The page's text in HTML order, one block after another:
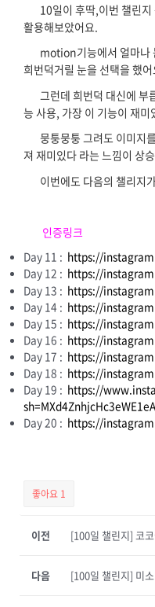
10일이 후딱,이번 챌린
활용해보았어요.
motion기능에서 얼마나
희번덕거릴 눈을 선택을 했
그런데 희번덕 대신에 부
능 사용, 가장 이 기능이 재미
뭉퉁뭉퉁 그려도 이미지
져 재미있다 라는 느낌이 상
이번에도 다음의 챌리지가
인증링크
Day 11 : https://
Day 12 : https://
Day 13 : https://
Day 14 : https://
Day 15 : https://
Day 16 : https://
Day 17 : https://
Day 18 : https://
Day 19 : https://
Day 20 : https://
좋아요 1
이전 [100일 챌린지] 코
[100일 챌린지] 미
다음